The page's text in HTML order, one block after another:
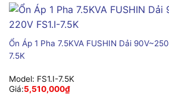
Ổn Áp 1 Pha 7.5KVA FUSHIN Dải
7.5K
Model: FS1.I-7.5K
Giá:5,510,000₫